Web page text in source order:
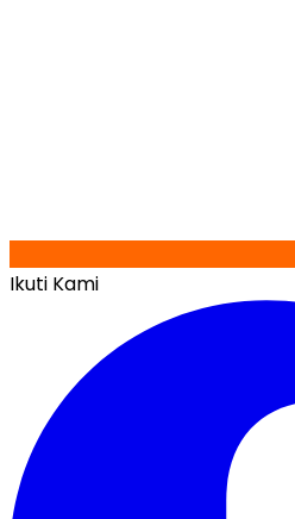
Ikuti Kami